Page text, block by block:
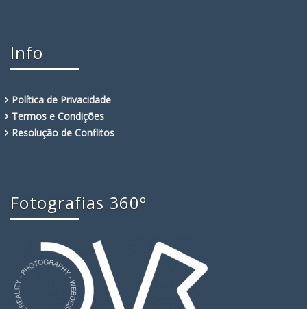
Info
Política de Privacidade
Termos e Condições
Resolução de Conflitos
Fotografias 360º